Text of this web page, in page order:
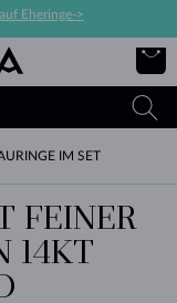
Eheringe->
IM SET
FEINER
14KT